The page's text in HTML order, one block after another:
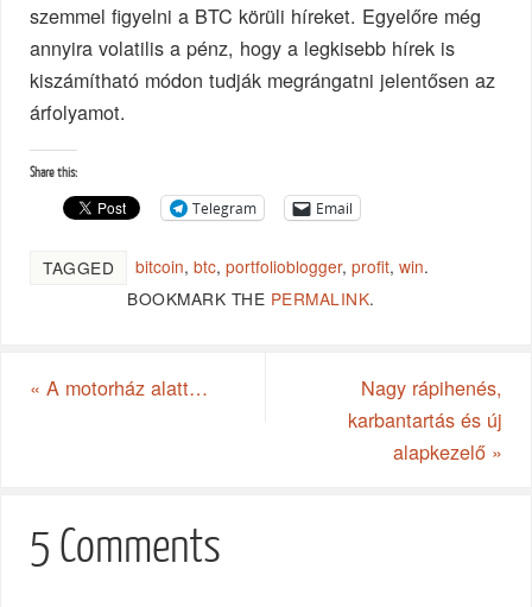
szemmel figyelni a BTC körüli híreket. Egyelőre még
annyira volatilis a pénz, hogy a legkisebb hírek is
kiszámítható módon tudják megrángatni jelentősen az
árfolyamot.
Share this:
Telegram Email
TAGGED bitcoin,btc,portfolioblogger,profit,win.
BOOKMARK THE PERMALINK.
« A motorház alatt…
Nagy rápihenés,
karbantartás és új
alapkezelő »
5 Comments